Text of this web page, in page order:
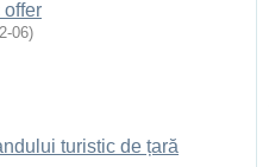
offer
06)
turistic de țară